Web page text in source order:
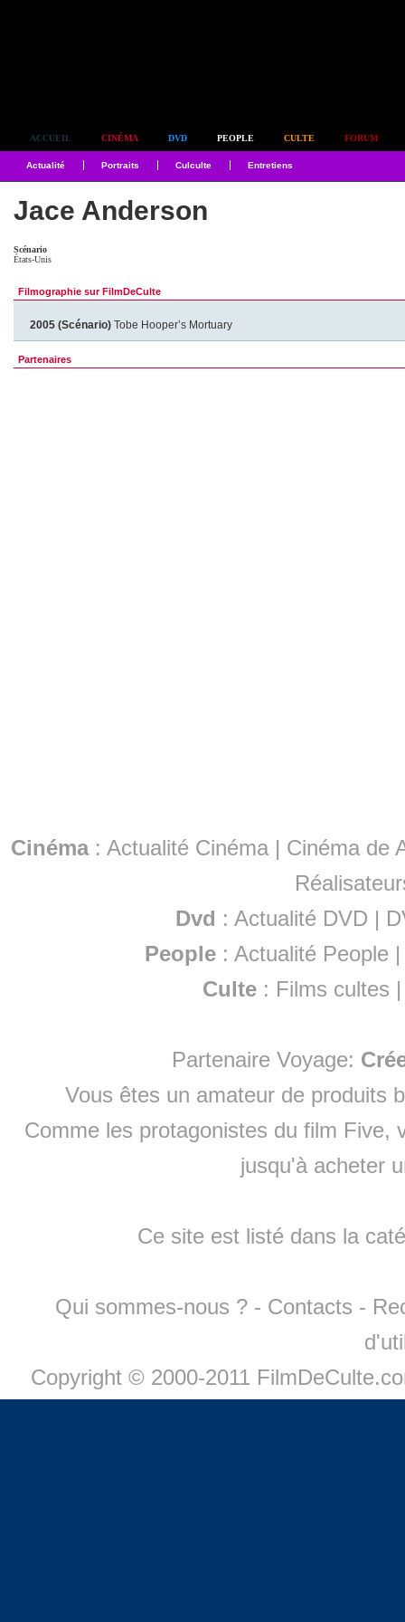
ACCUEIL CINÉMA DVD PEOPLE CULTE FORUM
Actualité Portraits Culculte Entretiens
Jace Anderson
Scénario
États-Unis
Filmographie sur FilmDeCulte
2005 (Scénario) Tobe Hooper’s Mortuary
Partenaires
Cinéma: Actualité Cinéma | Cinéma de
Dvd : Actualité DVD |
People :Actualité People
Culte : Films cultes
Partenaire Voyage:
Vous êtes un amateur de produits
Comme les protagonistes du film Five,
jusqu'à acheter
Ce site est listé dans la
Qui sommes-nous ? - Contacts -
Copyright © 2000-2011